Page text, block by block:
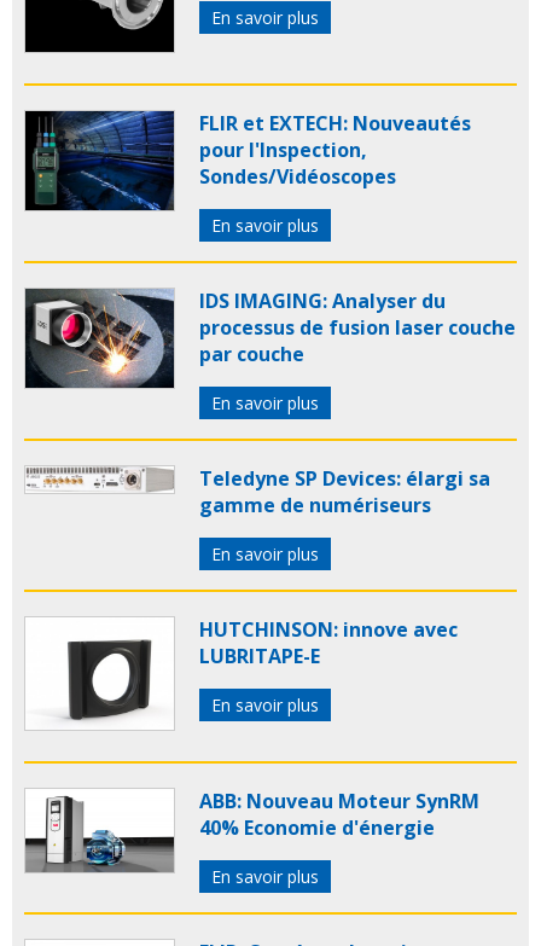
En savoir plus
FLIR et EXTECH: Nouveautés
pour l'Inspection,
Sondes/Vidéoscopes
En savoir plus
IDS IMAGING: Analyser du
processus de fusion laser couche
par couche
En savoir plus
Teledyne SP Devices: élargi sa
gamme de numériseurs
En savoir plus
HUTCHINSON: innove avec
LUBRITAPE-E
En savoir plus
ABB: Nouveau Moteur SynRM
40% Economie d'énergie
En savoir plus